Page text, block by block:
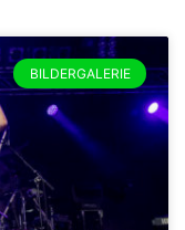
BILDERGALERIE